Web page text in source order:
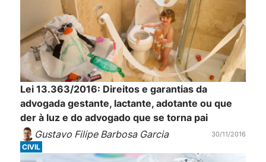
Lei 13.363/2016: Direitos e garantias da
advogada gestante, lactante, adotante ou que
der à luz e do advogado que se torna pai
Gustavo Filipe Barbosa Garcia
30/11/2016
CIVIL